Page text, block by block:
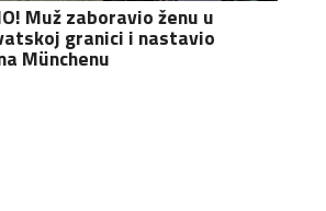
Muž zaboravio ženu u
granici i nastavio
Münchenu